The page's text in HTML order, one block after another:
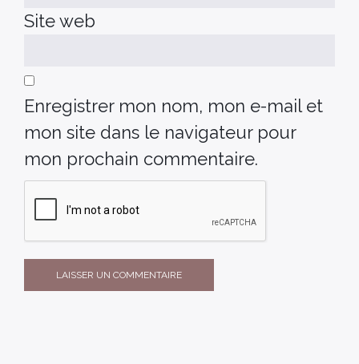
Site web
Enregistrer mon nom, mon e-mail et
mon site dans le navigateur pour
mon prochain commentaire.